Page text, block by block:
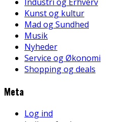
Kunst og kultur
Mad og Sundhed
Musik
Nyheder
Service og Økonomi
Shopping og deals
Meta
Log ind